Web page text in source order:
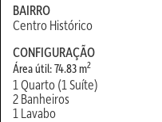
BAIRRO
Centro Histórico
CONFIGURAÇÃO
Área útil: 74.83 m2
1 Quarto (1 Suíte)
2 Banheiros
1 Lavabo